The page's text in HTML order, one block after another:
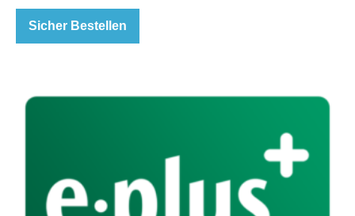
Sicher Bestellen